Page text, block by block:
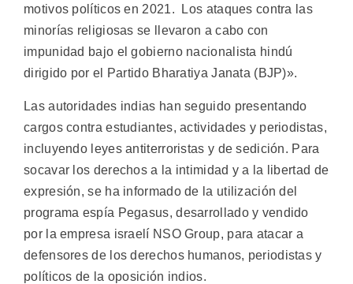
motivos políticos en 2021. Los ataques contra las
minorías religiosas se llevaron a cabo con
impunidad bajo el gobierno nacionalista hindú
dirigido por el Partido Bharatiya Janata (BJP)».
Las autoridades indias han seguido presentando
cargos contra estudiantes, actividades y periodistas,
incluyendo leyes antiterroristas y de sedición. Para
socavar los derechos a la intimidad y a la libertad de
expresión, se ha informado de la utilización del
programa espía Pegasus, desarrollado y vendido
por la empresa israelí NSO Group, para atacar a
defensores de los derechos humanos, periodistas y
políticos de la oposición indios.